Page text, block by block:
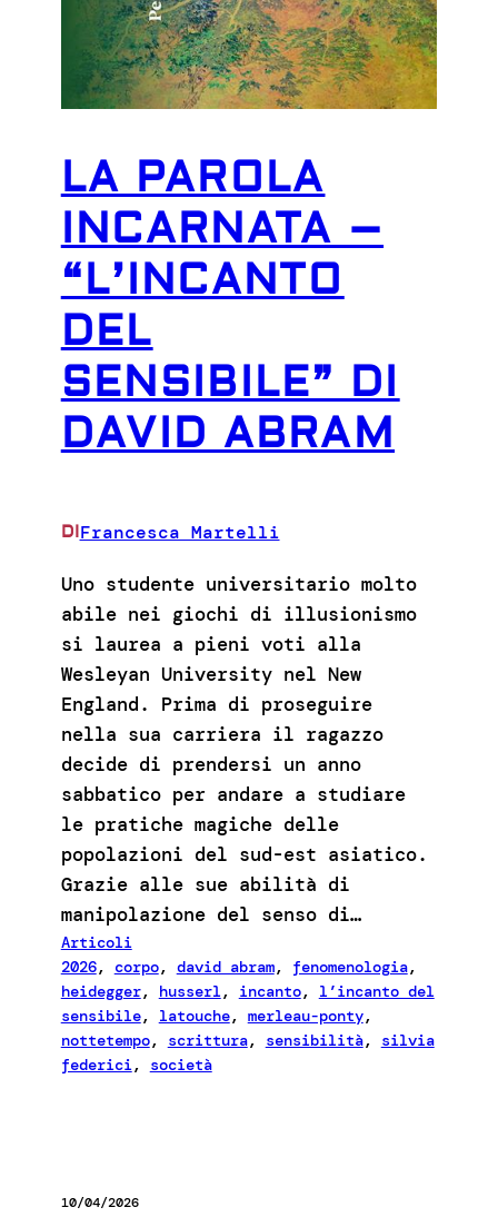
LA PAROLA
INCARNATA –
“L’INCANTO
DEL
SENSIBILE” DI
DAVID ABRAM
DIFrancesca Martelli
Uno studente universitario molto
abile nei giochi di illusionismo
si laurea a pieni voti alla
Wesleyan University nel New
England. Prima di proseguire
nella sua carriera il ragazzo
decide di prendersi un anno
sabbatico per andare a studiare
le pratiche magiche delle
popolazioni del sud-est asiatico.
Grazie alle sue abilità di
manipolazione del senso di…
Articoli
2026, corpo, david abram, fenomenologia
heidegger, husserl, incanto, l’incanto del
sensibile, latouche, merleau-ponty
nottetempo, scrittura, sensibilità, silvia
federici, società
10/04/2026